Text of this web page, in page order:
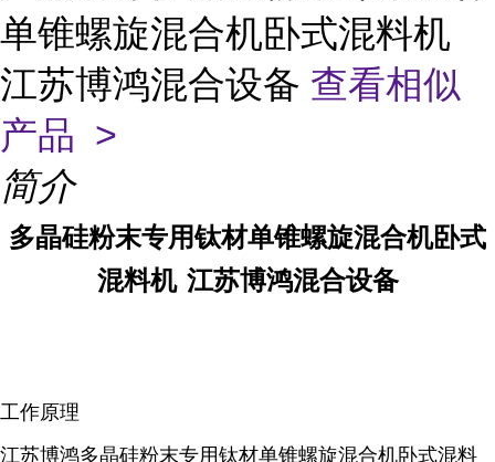
单锥螺旋混合机卧式混料机
江苏博鸿混合设备 查看相似
产品 >
简介
多晶硅粉末专用钛材单锥螺旋混合机卧式
混料机 江苏博鸿混合设备
工作原理
江苏博鸿多晶硅粉末专用钛材单锥螺旋混合机卧式混料